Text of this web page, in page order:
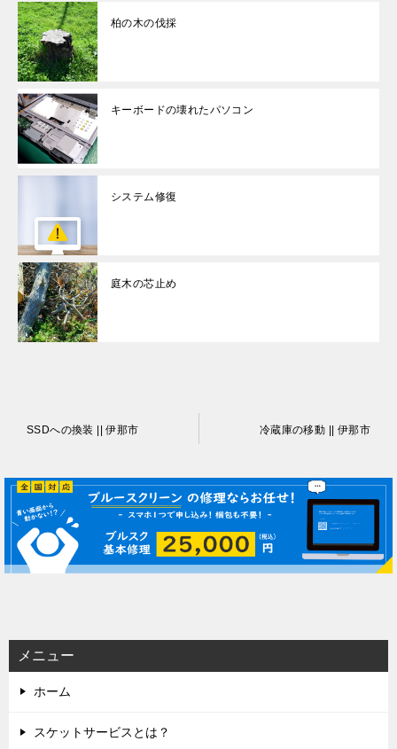
柏の木の伐採
キーボードの壊れたパソコン
システム修復
庭木の芯止め
ナ
ビ
ゲ
ー
ン
SSDへの換装 || 伊那市 冷蔵庫の移動 || 伊那市
メニュー
ホーム
スケットサービスとは？